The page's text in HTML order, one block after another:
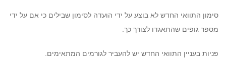
סימון התוואי החדש לא בוצע על ידי הועדה לסימון שבילים כי אם על ידי
מספר גופים שהתאגדו לצורך כך.
פניות בעניין התוואי החדש יש להעביר לגורמים המתאימים.